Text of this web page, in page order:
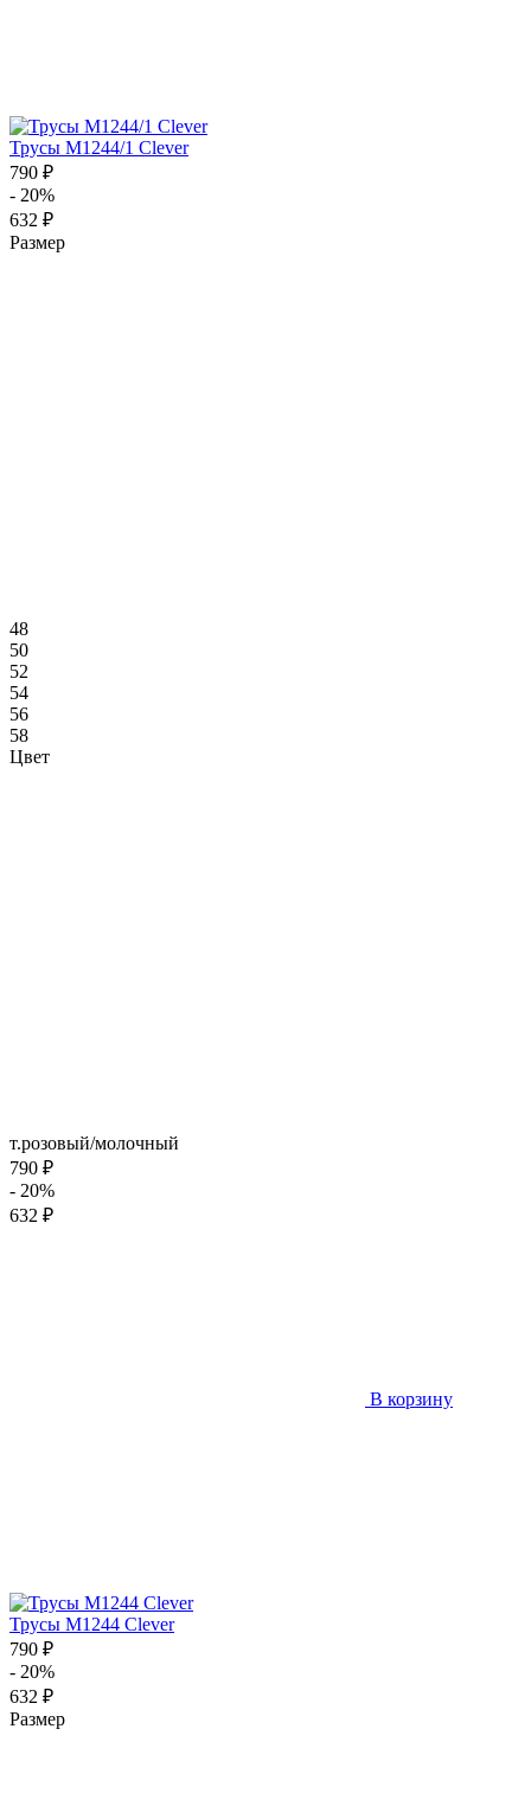
Трусы M1244/1 Clever
790 ₽
- 20%
632 ₽
Размер
48
50
52
54
56
58
Цвет
т.розовый/молочный
790 ₽
- 20%
632 ₽
В корзину
Трусы M1244 Clever
790 ₽
- 20%
632 ₽
Размер